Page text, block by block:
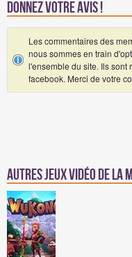
Donnez votre avis !
Les commentaires des
nous sommes en train
l'ensemble du site. Ils sont
facebook. Merci de votre
Autres jeux vidéo de la